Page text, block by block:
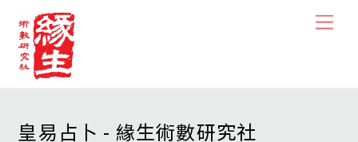
content
皇易占卜 - 緣生術數研究社